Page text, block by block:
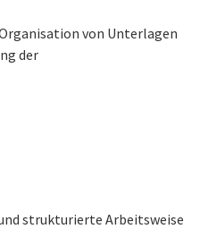
von Unterlagen
der
strukturierte Arbeitsweise